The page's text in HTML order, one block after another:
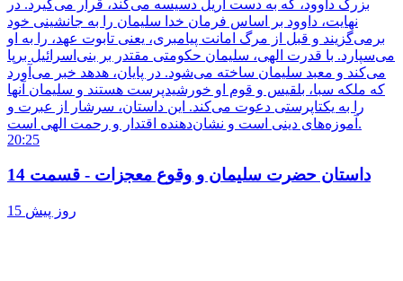
بزرگ داوود، که به دست آریل دسیسه می‌کند، قرار می‌گیرد. در
نهایت، داوود بر اساس فرمان خدا سلیمان را به جانشینی خود
برمی‌گزیند و قبل از مرگ امانت پیامبری، یعنی تابوت عهد، را به او
می‌سپارد. با قدرت الهی، سلیمان حکومتی مقتدر بر بنی‌اسرائیل برپا
می‌کند و معبد سلیمان ساخته می‌شود. در پایان، هدهد خبر می‌آورد
که ملکه سبا، بلقیس و قوم او خورشیدپرست هستند و سلیمان آنها
را به یکتاپرستی دعوت می‌کند. این داستان، سرشار از عبرت و
آموزه‌های دینی است و نشان‌دهنده اقتدار و رحمت الهی است.
20:25
داستان حضرت سلیمان و وقوع معجزات - قسمت 14
15 روز پیش